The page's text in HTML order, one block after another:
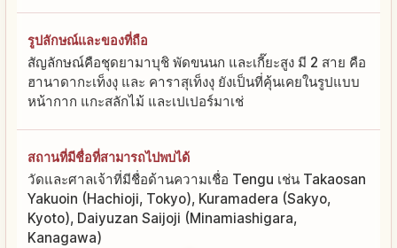
รูปลักษณ์และของที่ถือ
สัญลักษณ์คือชุดยามาบุชิ พัดขนนก และเกี๊ยะสูง มี 2 สาย คือ
ฮานาดากะเท็งงุ และ คาราสุเท็งงุ ยังเป็นที่คุ้นเคยในรูปแบบ
หน้ากาก แกะสลักไม้ และเปเปอร์มาเช่
สถานที่มีชื่อที่สามารถไปพบได้
วัดและศาลเจ้าที่มีชื่อด้านความเชื่อ Tengu เช่น Takaosan
Yakuoin (Hachioji, Tokyo), Kuramadera (Sakyo,
Kyoto), Daiyuzan Saijoji (Minamiashigara,
Kanagawa)